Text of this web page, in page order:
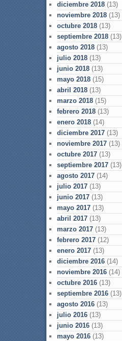
diciembre 2018(13)
noviembre 2018(13)
octubre 2018(13)
septiembre 2018(13)
agosto 2018(13)
julio 2018(13)
junio 2018(13)
mayo 2018(15)
abril 2018(13)
marzo 2018(15)
febrero 2018(13)
enero 2018(14)
diciembre 2017(13)
noviembre 2017(13)
octubre 2017(13)
septiembre 2017(13)
agosto 2017(14)
julio 2017(13)
junio 2017(13)
mayo 2017(13)
abril 2017(13)
marzo 2017(13)
febrero 2017(12)
enero 2017(13)
diciembre 2016(14)
noviembre 2016(14)
octubre 2016(13)
septiembre 2016(13)
agosto 2016(13)
julio 2016(13)
junio 2016(13)
mayo 2016(13)